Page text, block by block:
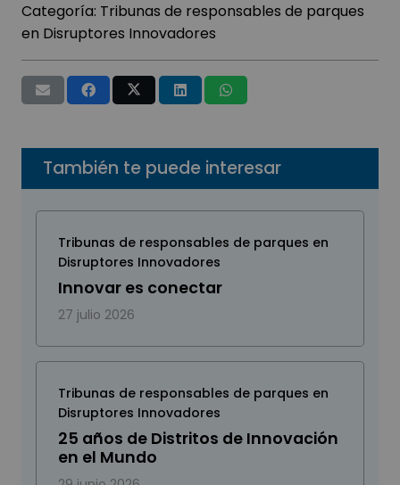
Categoría: Tribunas de responsables de parques
en Disruptores Innovadores
También te puede interesar
Tribunas de responsables de parques en
Disruptores Innovadores
Innovar es conectar
27 julio 2026
Tribunas de responsables de parques en
Disruptores Innovadores
25 años de Distritos de Innovación
en el Mundo